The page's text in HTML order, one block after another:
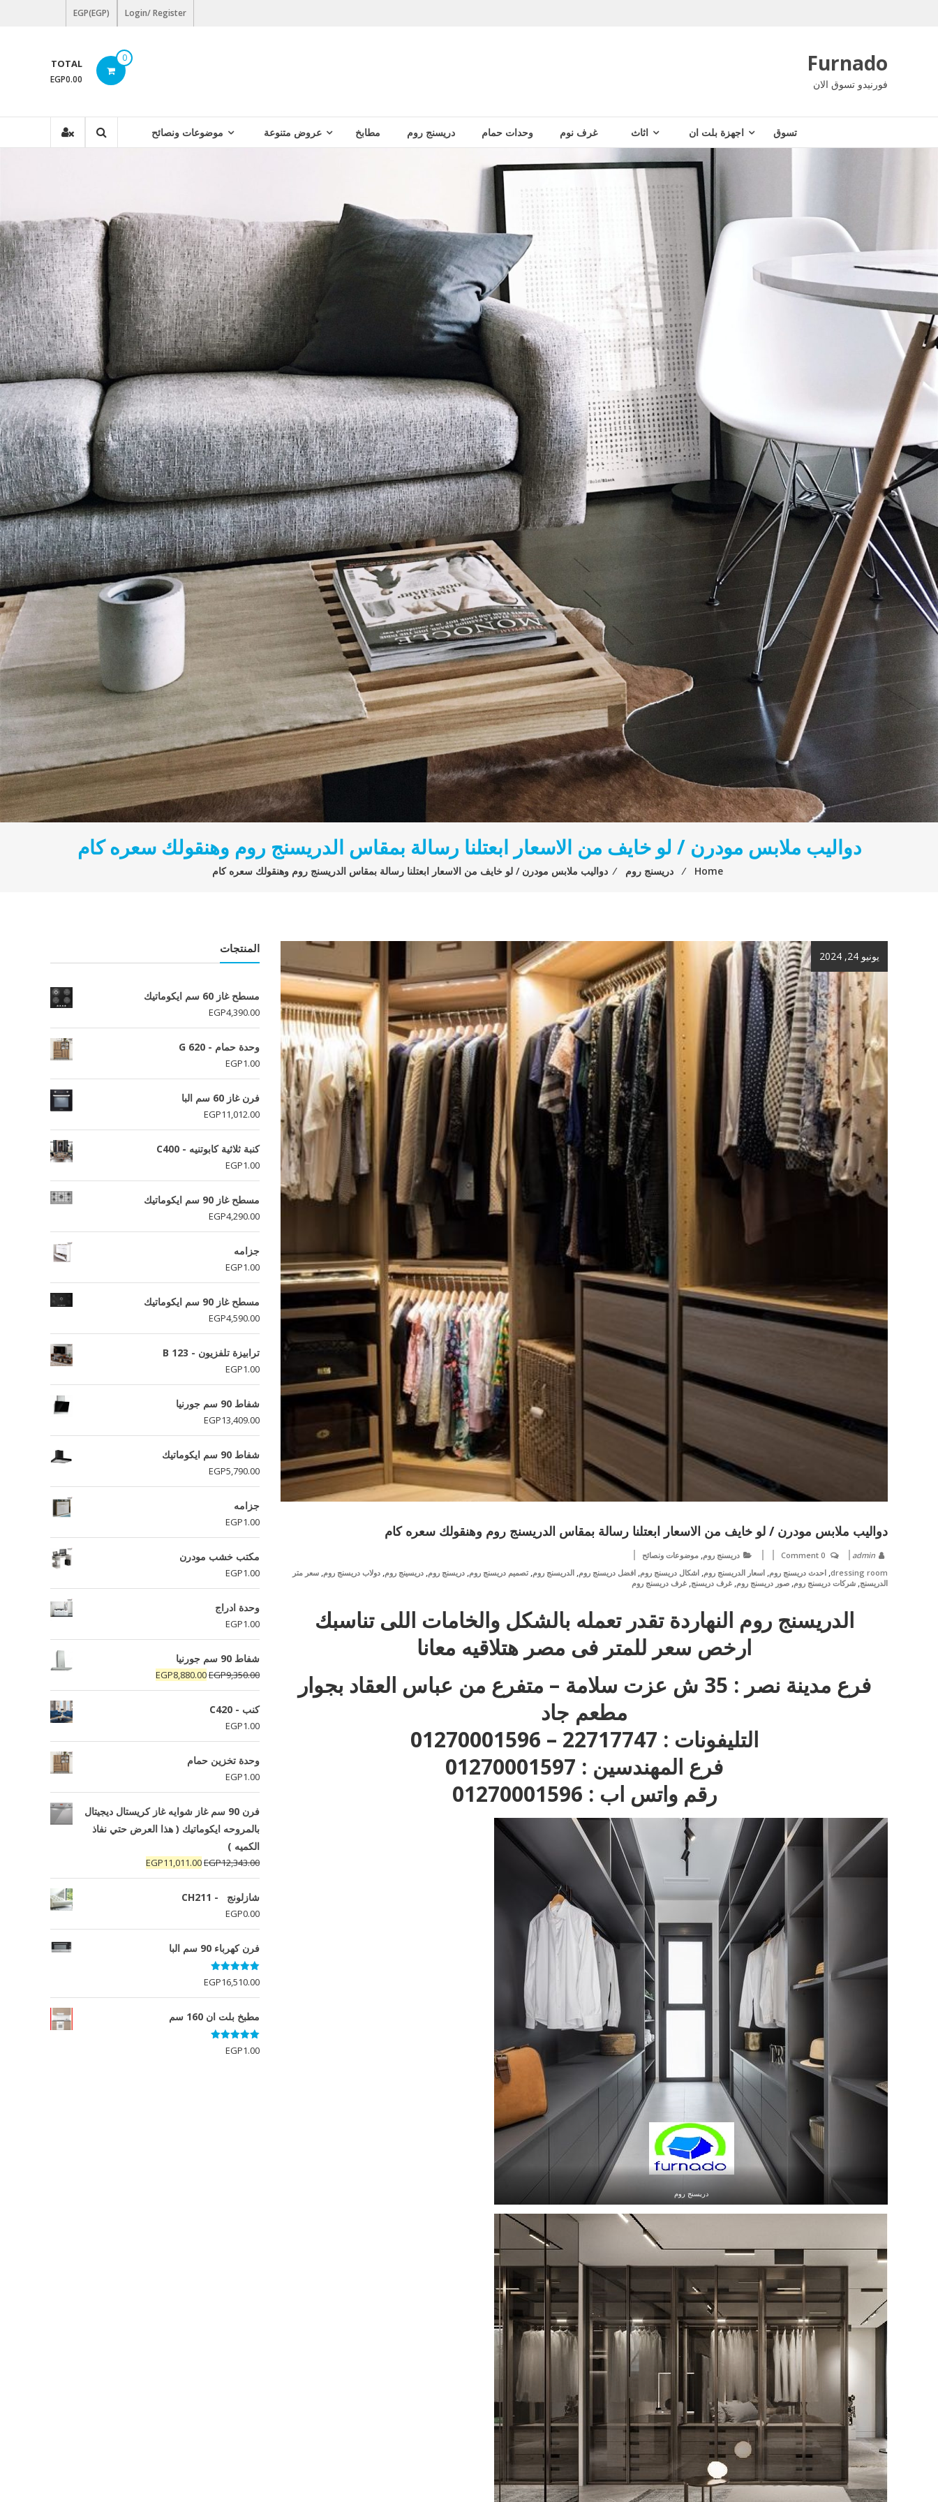
Login/ Register
EGP(EGP)
Furnado
فورنيدو تسوق الان
0
TOTAL
EGP0.00
تسوق اجهزة بلت ان اثاث غرف نوم وحدات حمام دريسنج روم مطابخ عروض متنوعة موضوعات ونصائح
دواليب ملابس مودرن / لو خايف من الاسعار ابعتلنا رسالة بمقاس الدريسنج روم وهنقولك سعره كام
Home
⁄ دريسنج روم ⁄ دواليب ملابس مودرن / لو خايف من الاسعار ابعتلنا رسالة بمقاس الدريسنج روم وهنقولك سعره كام
يونيو 24, 2024
دواليب ملابس مودرن / لو خايف من الاسعار ابعتلنا رسالة بمقاس الدريسنج روم وهنقولك سعره كام
admin
0 Comment دريسنج روم, موضوعات ونصائح
dressing room
, احدث دريسنج روم, اسعار الدريسنج روم, اشكال دريسنج روم, افضل دريسنج روم, الدريسنج روم, تصميم دريسنج روم, دريسنج روم, دريسينج روم, دولاب دريسنج روم, سعر متر
الدريسنج, شركات دريسنج روم, صور دريسنج روم, غرف دريسنج, غرف دريسنج روم
الدريسنج روم النهاردة تقدر تعمله بالشكل والخامات اللى تناسبك
ارخص سعر للمتر فى مصر هتلاقيه معانا
فرع مدينة نصر : 35 ش عزت سلامة – متفرع من عباس العقاد بجوار
مطعم جاد
التليفونات : 22717747 – 01270001596
فرع المهندسين : 01270001597
رقم واتس اب : 01270001596
دريسنج روم
المنتجات
مسطح غاز 60 سم ايكوماتيك
EGP4,390.00
وحدة حمام - G 620
EGP1.00
فرن غاز 60 سم البا
EGP11,012.00
كنبة ثلاثية كابوتنيه - C400
EGP1.00
مسطح غاز 90 سم ايكوماتيك
EGP4,290.00
جزامه
EGP1.00
مسطح غاز 90 سم ايكوماتيك
EGP4,590.00
ترابيزة تلفزيون - B 123
EGP1.00
شفاط 90 سم جورنيا
EGP13,409.00
شفاط 90 سم ايكوماتيك
EGP5,790.00
جزامه
EGP1.00
مكتب خشب مودرن
EGP1.00
وحدة ادراج
EGP1.00
شفاط 90 سم جورنيا
EGP9,350.00
السعر
الأصلي
EGP8,880.00
السعر
الحالي
كنب - C420
EGP1.00
وحدة تخزين حمام
EGP1.00
فرن 90 سم غاز شوايه غاز كريستال ديجيتال
بالمروحه ايكوماتيك ( هذا العرض حتي نفاذ
الكميه )
EGP12,343.00
السعر
الأصلي
هو:
EGP11,011.00
السعر
الحالي
شازلونج - CH211
EGP0.00
فرن كهرباء 90 سم البا
تم التقييم
5.00 من 5 EGP16,510.00
مطبخ بلت ان 160 سم
تم التقييم
5.00
من 5
EGP1.00